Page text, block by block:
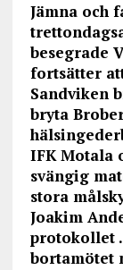
Jämna och
besegrade
fortsätter
Sandviken
bryta
IFK Motala
svängig
stora
Joakim
protokollet
bortamötet